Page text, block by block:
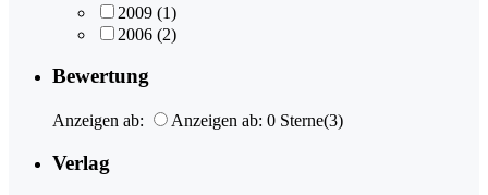
2009 (1)
2006 (2)
Bewertung
Anzeigen ab: Anzeigen ab: 0 Sterne(3)
Verlag